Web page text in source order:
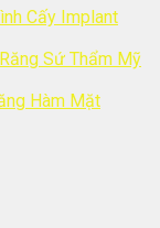
Cấy Implant
Sứ Thẩm Mỹ
Hàm Mặt